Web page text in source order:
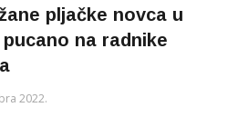
pljačke novca u
na radnike
2022.